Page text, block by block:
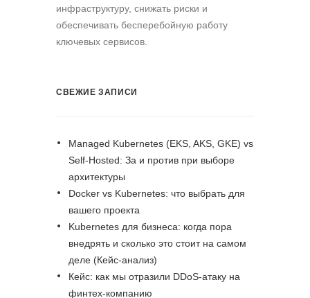
инфраструктуру, снижать риски и
обеспечивать бесперебойную работу
ключевых сервисов.
СВЕЖИЕ ЗАПИСИ
Managed Kubernetes (EKS, AKS, GKE) vs
Self-Hosted: За и против при выборе
архитектуры
Docker vs Kubernetes: что выбрать для
вашего проекта
Kubernetes для бизнеса: когда пора
внедрять и сколько это стоит на самом
деле (Кейс-анализ)
Кейс: как мы отразили DDoS-атаку на
финтех-компанию